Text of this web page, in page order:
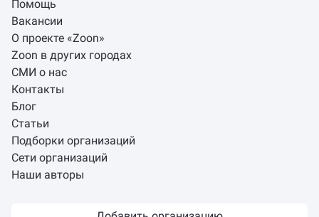
Помощь
Вакансии
О проекте «Zoon»
Zoon в других городах
СМИ о нас
Контакты
Блог
Статьи
Подборки организаций
Сети организаций
Наши авторы